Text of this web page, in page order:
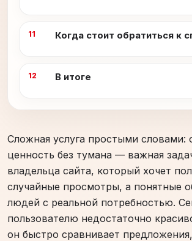
Когда стоит обратиться к
В итоге
Сложная услуга простыми словами:
ценность без тумана — важная
владельца сайта, который хочет
случайные просмотры, а понятные
людей с реальной потребностью.
пользователю недостаточно
он быстро сравнивает